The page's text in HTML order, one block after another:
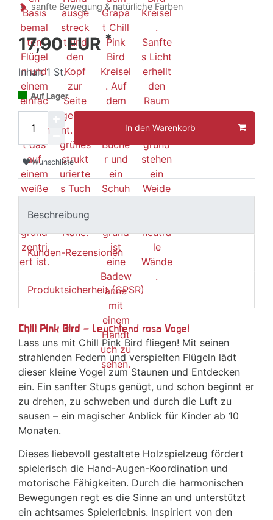
sanfte Bewegung & natürliche Farben
17,90 EUR *
Inhalt1 St.
Auf Lager
In den Warenkorb
Wunschliste
Beschreibung
Kunden-Rezensionen
Produktsicherheit (GPSR)
Chill Pink Bird – Leuchtend rosa Vogel
Lass uns mit Chill Pink Bird fliegen! Mit seinen
strahlenden Federn und verspielten Flügeln lädt
dieser kleine Vogel zum Staunen und Entdecken
ein. Ein sanfter Stups genügt, und schon beginnt er
zu drehen, zu schweben und durch die Luft zu
sausen – ein magischer Anblick für Kinder ab 10
Monaten.
Dieses liebevoll gestaltete Holzspielzeug fördert
spielerisch die Hand-Augen-Koordination und
motorische Fähigkeiten. Durch die harmonischen
Bewegungen regt es die Sinne an und unterstützt
ein achtsames Spielerlebnis. Inspiriert von den